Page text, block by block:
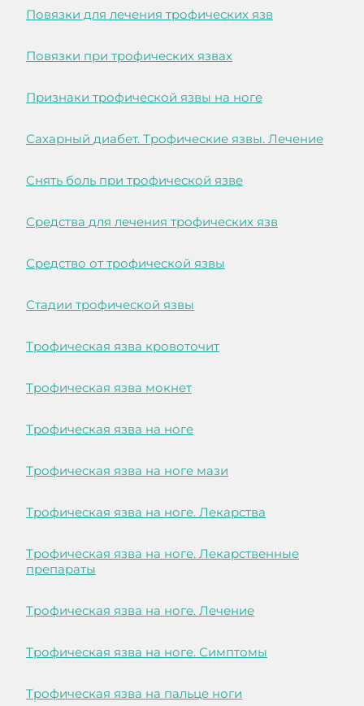
Повязки для лечения трофических язв
Повязки при трофических язвах
Признаки трофической язвы на ноге
Сахарный диабет. Трофические язвы. Лечение
Снять боль при трофической язве
Средства для лечения трофических язв
Средство от трофической язвы
Стадии трофической язвы
Трофическая язва кровоточит
Трофическая язва мокнет
Трофическая язва на ноге
Трофическая язва на ноге мази
Трофическая язва на ноге. Лекарства
Трофическая язва на ноге. Лекарственные
препараты
Трофическая язва на ноге. Лечение
Трофическая язва на ноге. Симптомы
Трофическая язва на пальце ноги